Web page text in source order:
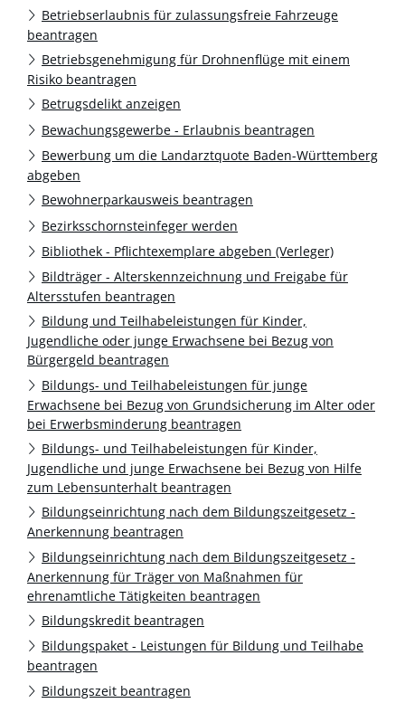
Betriebserlaubnis für zulassungsfreie Fahrzeuge
beantragen
Betriebsgenehmigung für Drohnenflüge mit einem
Risiko beantragen
Betrugsdelikt anzeigen
Bewachungsgewerbe - Erlaubnis beantragen
Bewerbung um die Landarztquote Baden-Württemberg
abgeben
Bewohnerparkausweis beantragen
Bezirksschornsteinfeger werden
Bibliothek - Pflichtexemplare abgeben (Verleger)
Bildträger - Alterskennzeichnung und Freigabe für
Altersstufen beantragen
Bildung und Teilhabeleistungen für Kinder,
Jugendliche oder junge Erwachsene bei Bezug von
Bürgergeld beantragen
Bildungs- und Teilhabeleistungen für junge
Erwachsene bei Bezug von Grundsicherung im Alter oder
bei Erwerbsminderung beantragen
Bildungs- und Teilhabeleistungen für Kinder,
Jugendliche und junge Erwachsene bei Bezug von Hilfe
zum Lebensunterhalt beantragen
Bildungseinrichtung nach dem Bildungszeitgesetz -
Anerkennung beantragen
Bildungseinrichtung nach dem Bildungszeitgesetz -
Anerkennung für Träger von Maßnahmen für
ehrenamtliche Tätigkeiten beantragen
Bildungskredit beantragen
Bildungspaket - Leistungen für Bildung und Teilhabe
beantragen
Bildungszeit beantragen